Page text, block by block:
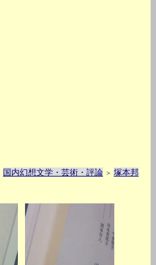
国内幻想文学・芸術・評論 ＞ 塚本邦